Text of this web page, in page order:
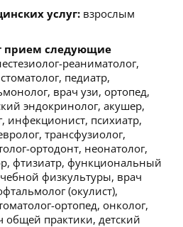
услуг: взрослым
прием следующие
реаниматолог,
педиатр,
врач узи, ортопед,
эндокринолог, акушер,
инфекционист, психиатр,
трансфузиолог,
ортодонт, неонатолог,
фтизиатр, функциональный
физкультуры, врач
(окулист),
ортопед, онколог,
общей практики, детский